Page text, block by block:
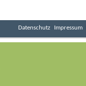
Datenschutz Impressum